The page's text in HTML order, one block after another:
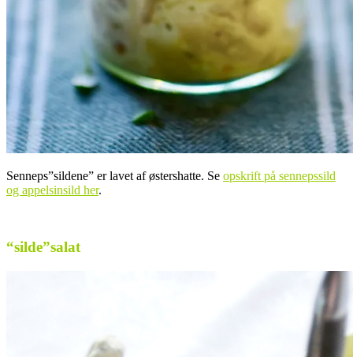
Senneps”sildene” er lavet af østershatte. Se opskrift på sennepssild
og appelsinsild her.
“silde”salat